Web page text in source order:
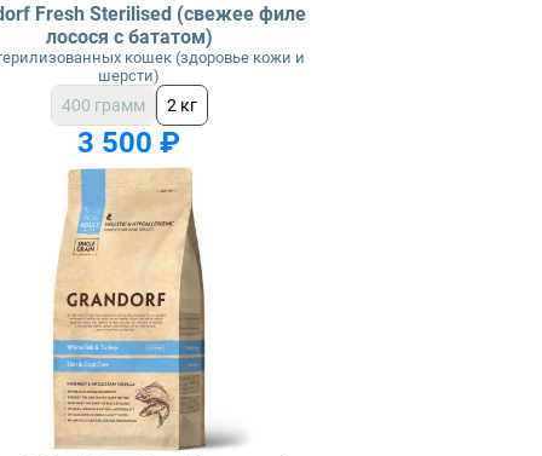
Fresh Sterilised (свежее филе
лосося с бататом)
кошек (здоровье кожи и
шерсти)
400 грамм 2 кг
3 500 ₽